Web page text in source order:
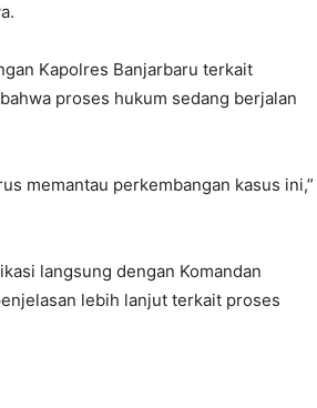
Kapolres Banjarbaru terkait
proses hukum sedang berjalan
memantau perkembangan kasus ini,”
langsung dengan Komandan
lebih lanjut terkait proses